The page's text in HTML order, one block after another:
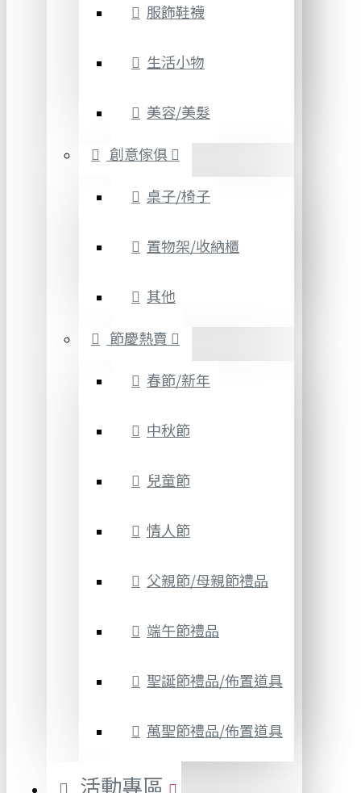
服飾鞋襪
生活小物
美容/美髮
創意傢俱
桌子/椅子
置物架/收納櫃
其他
節慶熱賣
春節/新年
中秋節
兒童節
情人節
父親節/母親節禮品
端午節禮品
聖誕節禮品/佈置道具
萬聖節禮品/佈置道具
活動專區